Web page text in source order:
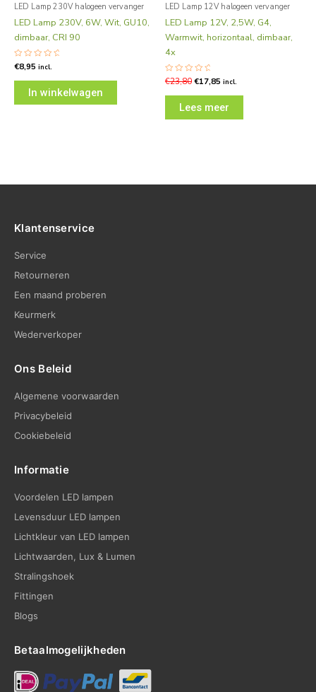
LED Lamp 230V halogeen vervanger
LED Lamp 230V, 6W, Wit, GU10,
dimbaar, CRI 90
Gewaardeerd
0
€8,95 incl.
In winkelwagen
LED Lamp 12V halogeen vervanger
LED Lamp 12V, 2,5W, G4,
Warmwit, horizontaal, dimbaar,
4x
Gewaardeerd
0
€23,80€17,85 incl.
Lees meer
Klantenservice
Service
Retourneren
Een maand proberen
Keurmerk
Wederverkoper
Ons Beleid
Algemene voorwaarden
Privacybeleid
Cookiebeleid
Informatie
Voordelen LED lampen
Levensduur LED lampen
Lichtkleur van LED lampen
Lichtwaarden, Lux & Lumen
Stralingshoek
Fittingen
Blogs
Betaalmogelijkheden